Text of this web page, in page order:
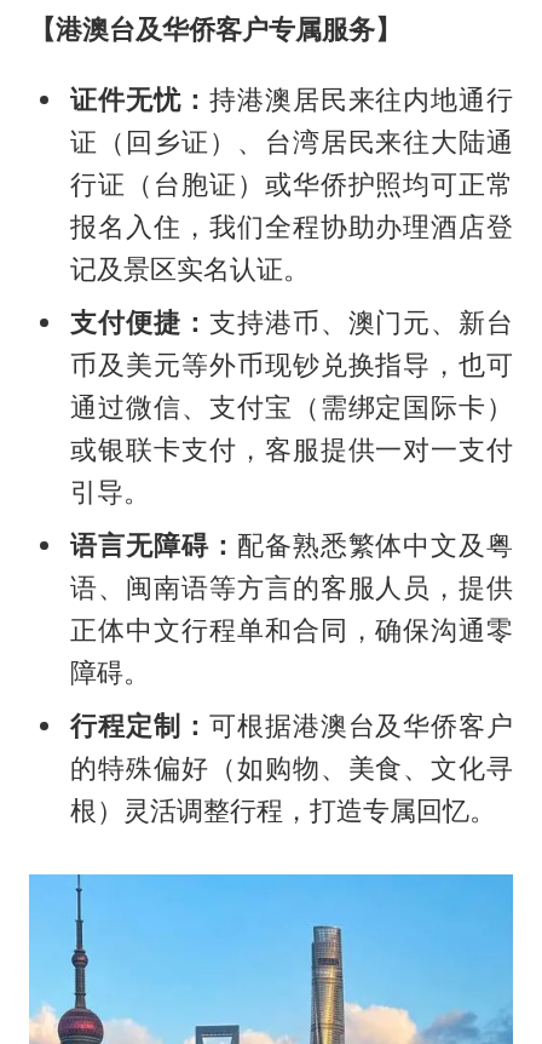
【港澳台及华侨客户专属服务】
证件无忧： 持港澳居民来往内地通行
证（回乡证）、台湾居民来往大陆通
行证（台胞证）或华侨护照均可正常
报名入住，我们全程协助办理酒店登
记及景区实名认证。
支付便捷： 支持港币、澳门元、新台
币及美元等外币现钞兑换指导，也可
通过微信、支付宝（需绑定国际卡）
或银联卡支付，客服提供一对一支付
引导。
语言无障碍： 配备熟悉繁体中文及粤
语、闽南语等方言的客服人员，提供
正体中文行程单和合同，确保沟通零
障碍。
行程定制： 可根据港澳台及华侨客户
的特殊偏好（如购物、美食、文化寻
根）灵活调整行程，打造专属回忆。